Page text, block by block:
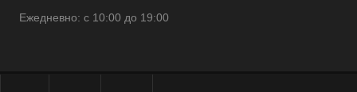
Ежедневно: с 10:00 до 19:00